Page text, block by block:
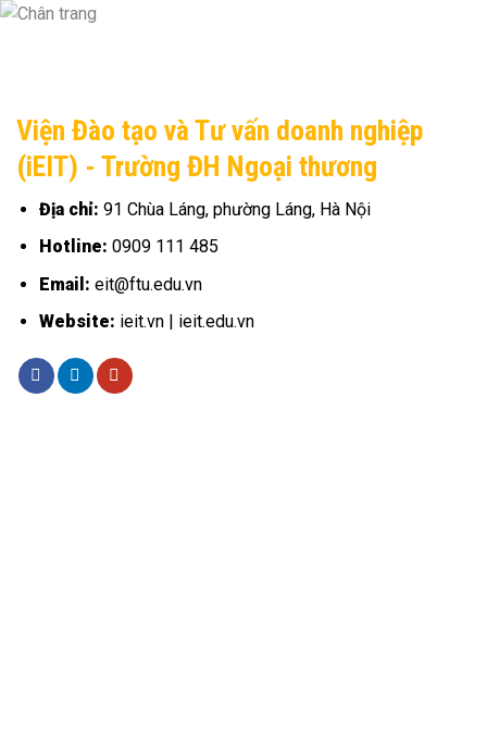
Viện Đào tạo và Tư vấn doanh nghiệp
(iEIT) - Trường ĐH Ngoại thương
Địa chỉ: 91 Chùa Láng, phường Láng, Hà Nội
Hotline: 0909 111 485
Email: eit@ftu.edu.vn
Website: ieit.vn | ieit.edu.vn